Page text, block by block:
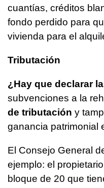
cuantías, créditos
fondo perdido para
vivienda para el
Tributación
¿Hay que declarar
subvenciones a la
de tributación y
ganancia patrimonial
El Consejo General
ejemplo: el
bloque de 20 que